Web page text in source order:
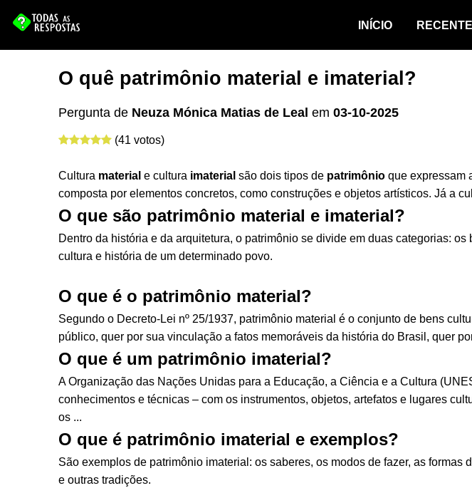
INÍCIO
O quê patrimônio material e imaterial?
Pergunta de Neuza Mónica Matias de Leal em 03-10-2025
(41 votos)
Cultura material e cultura imaterial são dois tipos de patrimônio que expressam
composta por elementos concretos, como construções e objetos artísticos. Já a
O que são patrimônio material e imaterial?
Dentro da história e da arquitetura, o patrimônio se divide em duas categorias:
cultura e história de um determinado povo.
O que é o patrimônio material?
Segundo o Decreto-Lei nº 25/1937, patrimônio material é o conjunto de bens
público, quer por sua vinculação a fatos memoráveis da história do Brasil, quer
O que é um patrimônio imaterial?
A Organização das Nações Unidas para a Educação, a Ciência e a Cultura
conhecimentos e técnicas – com os instrumentos, objetos, artefatos e lugares
os ...
O que é patrimônio imaterial e exemplos?
São exemplos de patrimônio imaterial: os saberes, os modos de fazer, as
e outras tradições.